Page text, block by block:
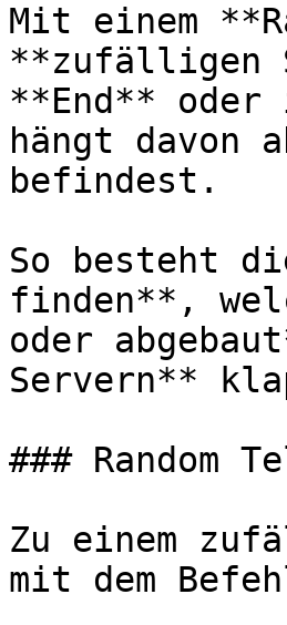
Mit einem
**zufälligen
**End**
hängt davon
befindest.
So besteht
finden**,
oder
Servern**
### Random
Zu einem
mit dem